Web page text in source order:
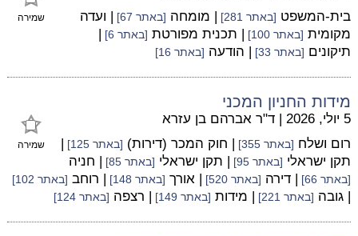
שמירה
בית-המשפט [באתר 281] | מומחה [באתר 67]
| ועדה
מקומית [באתר 100] | תכנית מפורטת [באתר 6]
|
תיקונים [באתר 33] | הודעה [באתר 16]
מידות החניון המכני
שמירה
5 יולי, 2026 | ד"ר אברהם בן עזרא
רום ושלח [באתר 355] | חוק המכר (דירות) [באתר 125]
|
תקן ישראלי [באתר 95] | תקן ישראלי [באתר 85] | חניה
[באתר 66] | דירה [באתר 520] | אורך [באתר 148] | רוחב [באתר 102]
| גובה [באתר 221] | מידות [באתר 149] | רצפה [באתר 124]